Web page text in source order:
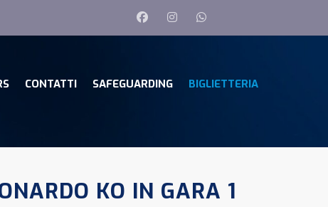
CONTATTI SAFEGUARDING BIGLIETTERIA
KO IN GARA 1